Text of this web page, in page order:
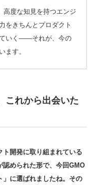
度な知見を持つエンジ
をきちんとプロダクト
いく——それが、今の
ます。
これから出会いた
開発に取り組まれている
められた形で、今回GMO
」に選ばれましたね。その